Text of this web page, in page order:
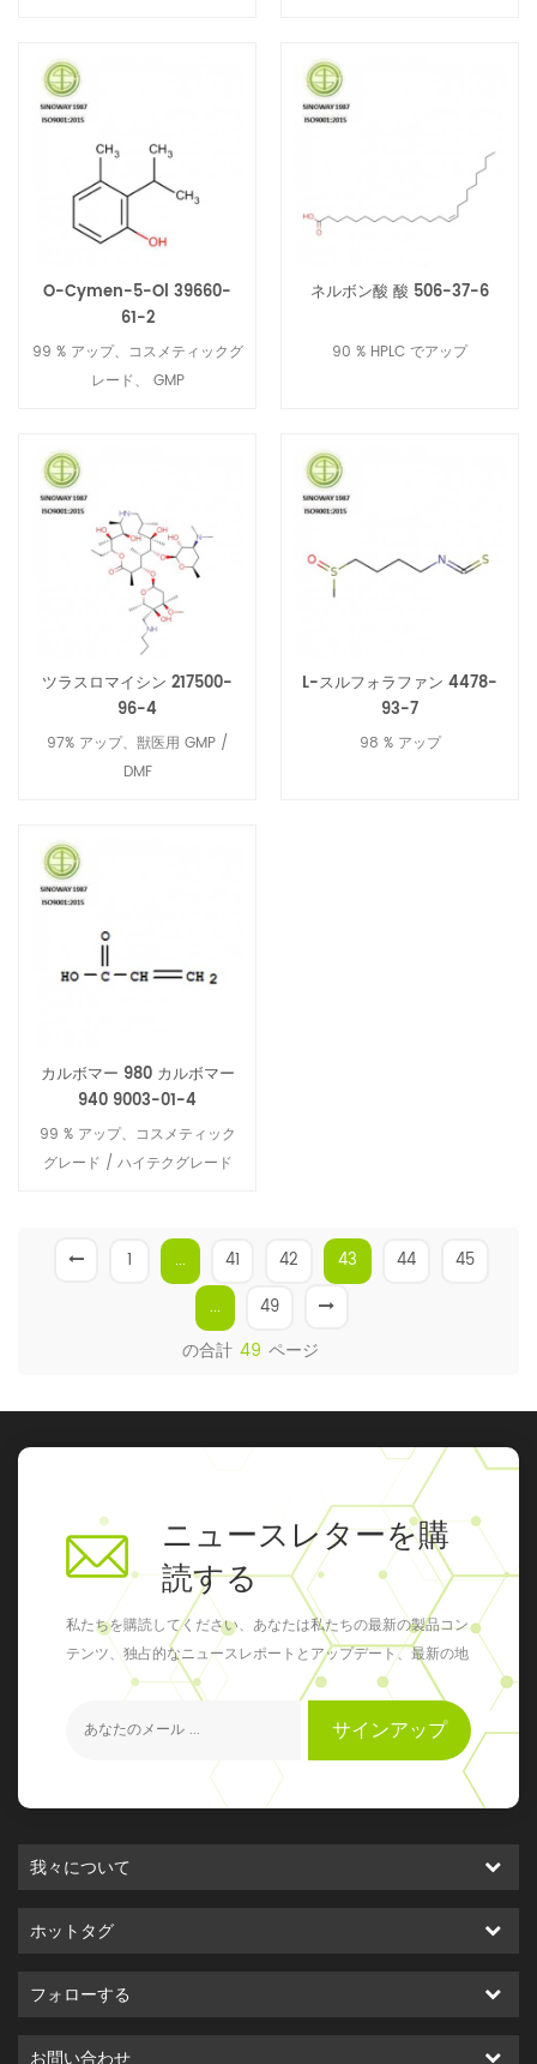
O-Cymen-5-Ol 39660-
61-2
99 % アップ、コスメティックグ
レード、 GMP
ネルボン酸 酸 506-37-6
90 % HPLC でアップ
ツラスロマイシン 217500-
96-4
97% アップ、獣医用 GMP /
DMF
L-スルフォラファン 4478-
93-7
98 % アップ
カルボマー 980 カルボマー
940 9003-01-4
99 % アップ、コスメティック
グレード / ハイテクグレード
1 ... 41 42 43 44
45
...
49
の合計 49 ページ
ニュースレターを購
読する
私たちを購読してください、あなたは私たちの最新の製品コン
テンツ、独占的なニュースレポートとアップデート、最新の地
元のイベントを得ることができます
サインアップ
我々について
ホットタグ
フォローする
お問い合わせ